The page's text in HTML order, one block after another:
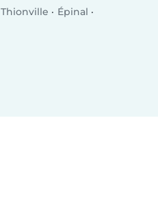
Thionville
Épinal